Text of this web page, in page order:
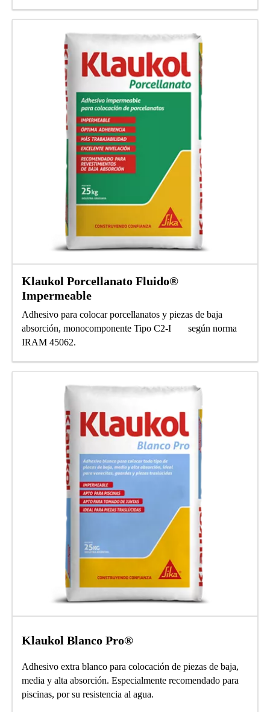
Klaukol Porcellanato Fluido®
Impermeable
Adhesivo para colocar porcellanatos y piezas de baja
absorción, monocomponente Tipo C2-I según norma
IRAM 45062.
Klaukol Blanco Pro®
Adhesivo extra blanco para colocación de piezas de baja,
media y alta absorción. Especialmente recomendado para
piscinas, por su resistencia al agua.